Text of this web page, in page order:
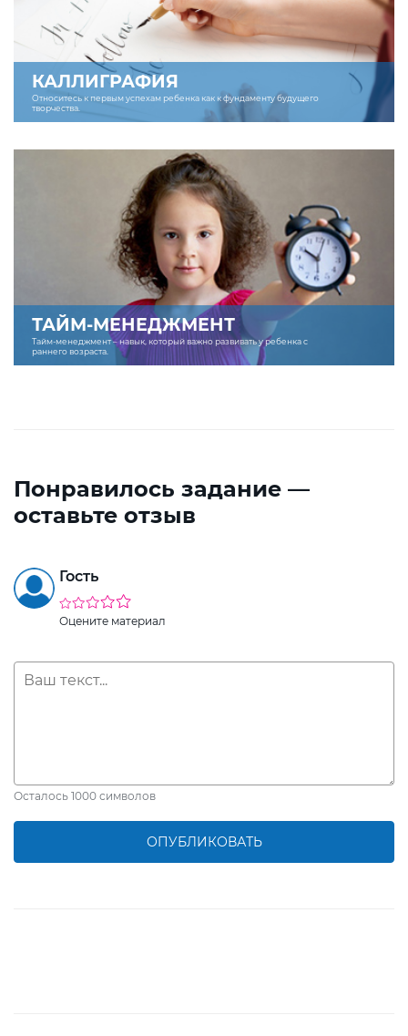
КАЛЛИГРАФИЯ
Относитесь к первым успехам ребенка как к фундаменту будущего
творчества.
ТАЙМ-МЕНЕДЖМЕНТ
Тайм-менеджмент – навык, который важно развивать у ребенка с
раннего возраста.
Понравилось задание —
оставьте отзыв
Гость
Оцените материал
Осталось 1000 символов
ОПУБЛИКОВАТЬ